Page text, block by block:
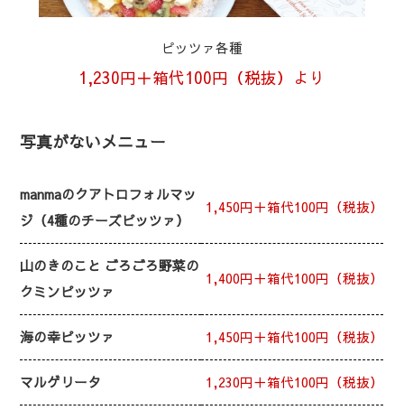
ピッツァ各種
1,230円＋箱代100円（税抜）より
写真がないメニュー
manmaのクアトロフォルマッ
ジ（4種のチーズピッツァ）
1,450円＋箱代100円（税抜）
山のきのこと ごろごろ野菜の
クミンピッツァ
1,400円＋箱代100円（税抜）
海の幸ピッツァ 1,450円＋箱代100円（税抜）
マルゲリータ 1,230円＋箱代100円（税抜）